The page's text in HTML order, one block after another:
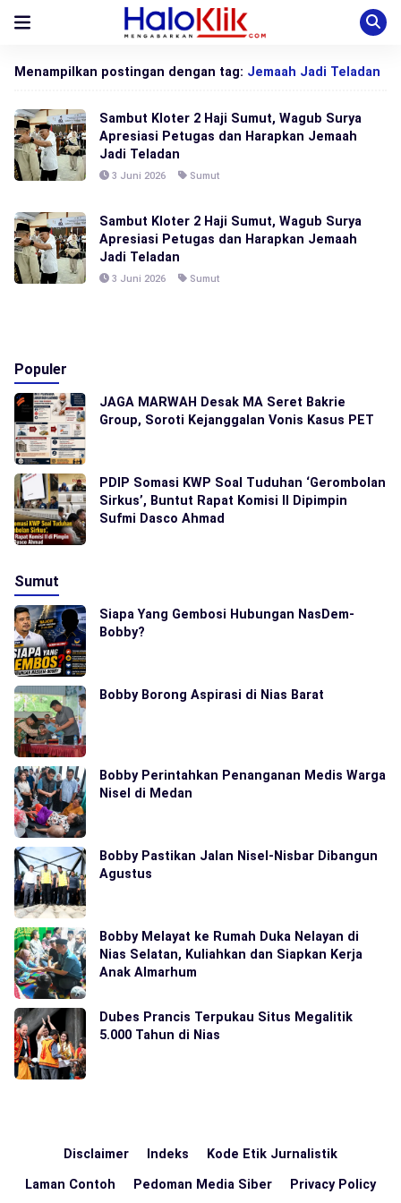
Menampilkan postingan dengan tag: Jemaah Jadi Teladan
Sambut Kloter 2 Haji Sumut, Wagub Surya
Apresiasi Petugas dan Harapkan Jemaah
Jadi Teladan
3 Juni 2026 Sumut
Sambut Kloter 2 Haji Sumut, Wagub Surya
Apresiasi Petugas dan Harapkan Jemaah
Jadi Teladan
3 Juni 2026 Sumut
Populer
JAGA MARWAH Desak MA Seret Bakrie
Group, Soroti Kejanggalan Vonis Kasus PET
PDIP Somasi KWP Soal Tuduhan ‘Gerombolan
Sirkus’, Buntut Rapat Komisi II Dipimpin
Sufmi Dasco Ahmad
Sumut
Siapa Yang Gembosi Hubungan NasDem-
Bobby?
Bobby Borong Aspirasi di Nias Barat
Bobby Perintahkan Penanganan Medis Warga
Nisel di Medan
Bobby Pastikan Jalan Nisel-Nisbar Dibangun
Agustus
Bobby Melayat ke Rumah Duka Nelayan di
Nias Selatan, Kuliahkan dan Siapkan Kerja
Anak Almarhum
Dubes Prancis Terpukau Situs Megalitik
5.000 Tahun di Nias
Disclaimer Indeks Kode Etik Jurnalistik
Laman Contoh Pedoman Media Siber Privacy Policy